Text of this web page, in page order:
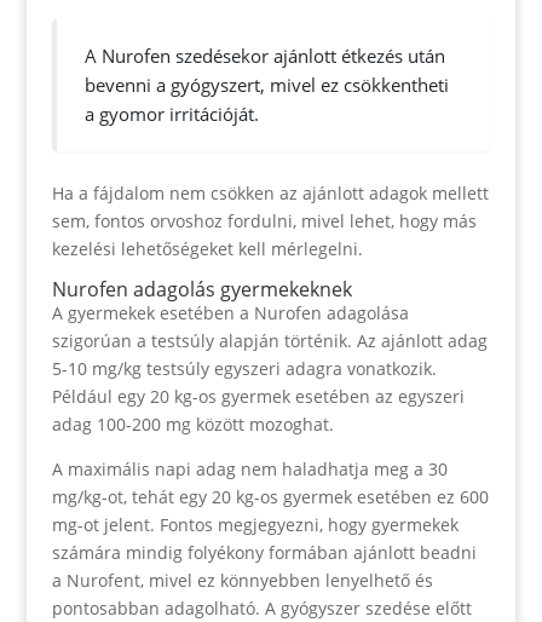
A Nurofen szedésekor ajánlott étkezés után
bevenni a gyógyszert, mivel ez csökkentheti
a gyomor irritációját.
Ha a fájdalom nem csökken az ajánlott adagok mellett
sem, fontos orvoshoz fordulni, mivel lehet, hogy más
kezelési lehetőségeket kell mérlegelni.
Nurofen adagolás gyermekeknek
A gyermekek esetében a Nurofen adagolása
szigorúan a testsúly alapján történik. Az ajánlott adag
5-10 mg/kg testsúly egyszeri adagra vonatkozik.
Például egy 20 kg-os gyermek esetében az egyszeri
adag 100-200 mg között mozoghat.
A maximális napi adag nem haladhatja meg a 30
mg/kg-ot, tehát egy 20 kg-os gyermek esetében ez 600
mg-ot jelent. Fontos megjegyezni, hogy gyermekek
számára mindig folyékony formában ajánlott beadni
a Nurofent, mivel ez könnyebben lenyelhető és
pontosabban adagolható. A gyógyszer szedése előtt